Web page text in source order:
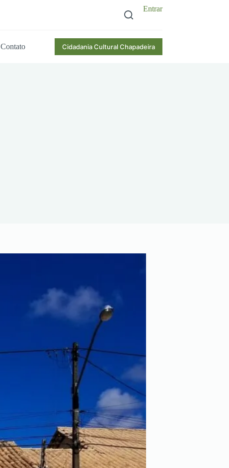
Entrar
Contato Cidadania Cultural Chapadeira